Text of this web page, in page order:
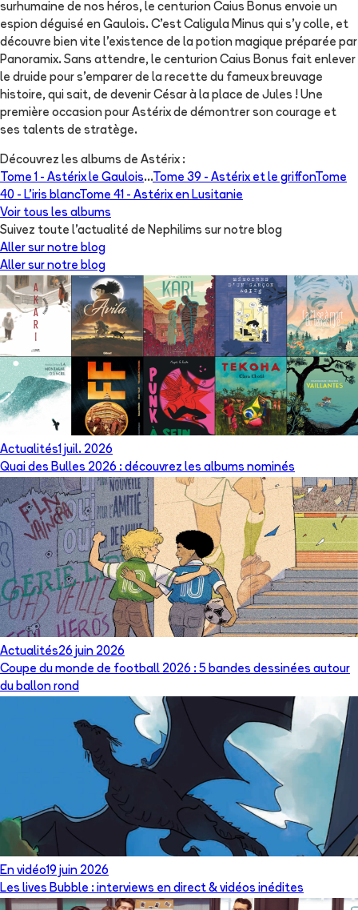
surhumaine de nos héros, le centurion Caius Bonus envoie un
espion déguisé en Gaulois. C’est Caligula Minus qui s’y colle, et
découvre bien vite l’existence de la potion magique préparée par
Panoramix. Sans attendre, le centurion Caius Bonus fait enlever
le druide pour s’emparer de la recette du fameux breuvage
histoire, qui sait, de devenir César à la place de Jules ! Une
première occasion pour Astérix de démontrer son courage et
ses talents de stratège.
Découvrez les albums de Astérix :
Tome 1 - Astérix le Gaulois...Tome 39 - Astérix et le griffonTome
40 - L'iris blancTome 41 - Astérix en Lusitanie
Voir tous les albums
Suivez toute l'actualité de Nephilims sur notre blog
Aller sur notre blog
Aller sur notre blog
Actualités1 juil. 2026
Quai des Bulles 2026 : découvrez les albums nominés
Actualités26 juin 2026
Coupe du monde de football 2026 : 5 bandes dessinées autour
du ballon rond
En vidéo19 juin 2026
Les lives Bubble : interviews en direct & vidéos inédites